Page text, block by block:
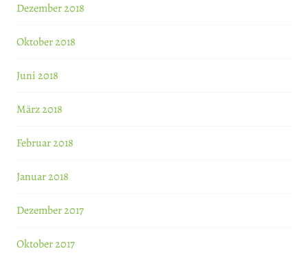
Dezember 2018
Oktober 2018
Juni 2018
März 2018
Februar 2018
Januar 2018
Dezember 2017
Oktober 2017